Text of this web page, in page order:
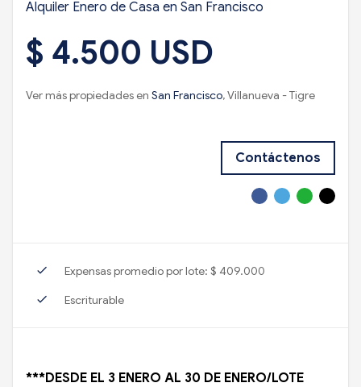
Alquiler Enero de Casa en San Francisco
$ 4.500 USD
Ver más propiedades en San Francisco, Villanueva - Tigre
Contáctenos
check Expensas promedio por lote: $ 409.000
check Escriturable
***DESDE EL 3 ENERO AL 30 DE ENERO/LOTE